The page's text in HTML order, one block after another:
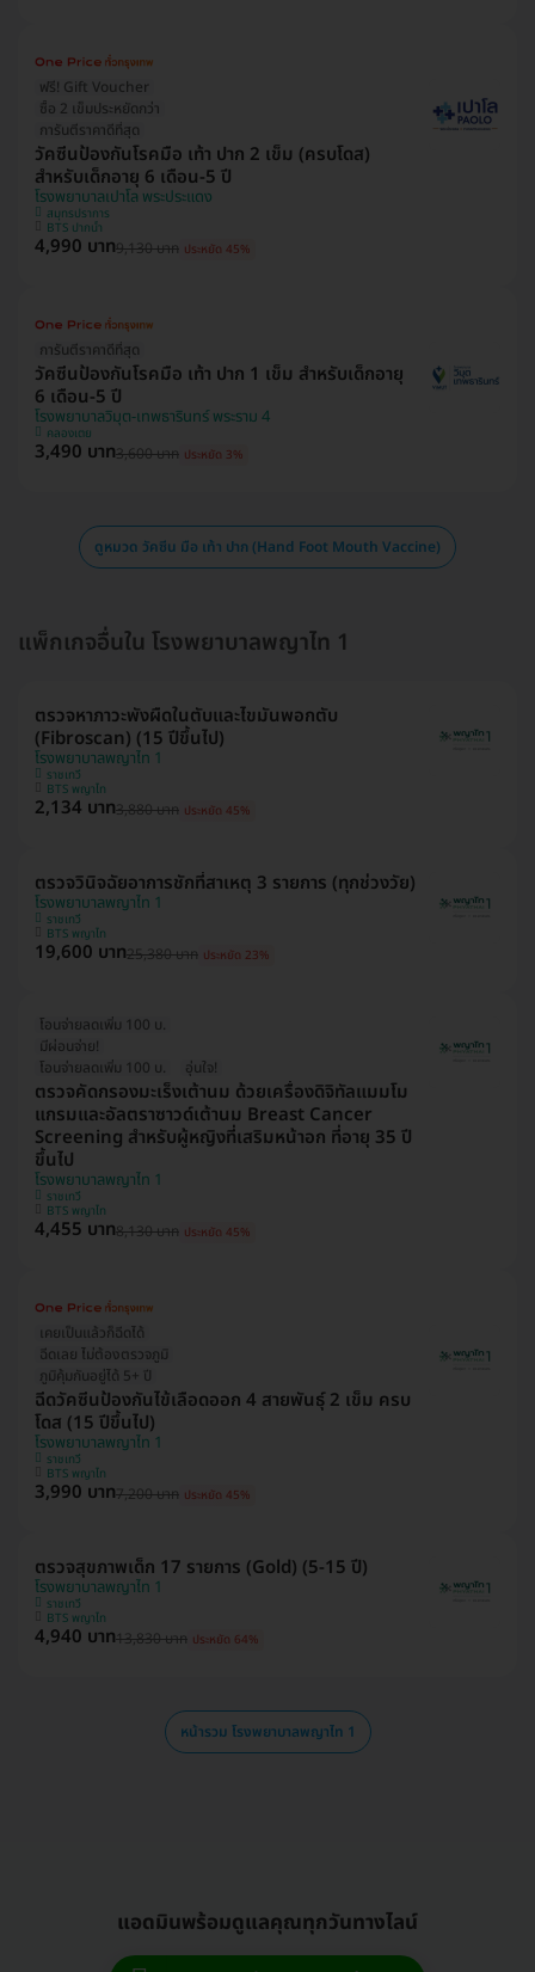
ฟรี! Gift Voucher
ซื้อ 2 เข็มประหยัดกว่า
การันตีราคาดีที่สุด
วัคซีนป้องกันโรคมือ เท้า ปาก 2 เข็ม (ครบโดส)
สำหรับเด็กอายุ 6 เดือน-5 ปี
โรงพยาบาลเปาโล พระประแดง
สมุทรปราการ
BTS ปากน้ำ
4,990 บาท9,130 บาท ประหยัด 45%
การันตีราคาดีที่สุด
วัคซีนป้องกันโรคมือ เท้า ปาก 1 เข็ม สำหรับเด็กอายุ
6 เดือน-5 ปี
โรงพยาบาลวิมุต-เทพธารินทร์ พระราม 4
คลองเตย
3,490 บาท3,600 บาท ประหยัด 3%
ดูหมวด วัคซีน มือ เท้า ปาก (Hand Foot Mouth Vaccine)
แพ็กเกจอื่นใน โรงพยาบาลพญาไท 1
ตรวจหาภาวะพังผืดในตับและไขมันพอกตับ
(Fibroscan) (15 ปีขึ้นไป)
โรงพยาบาลพญาไท 1
ราชเทวี
BTS พญาไท
2,134 บาท3,880 บาท ประหยัด 45%
ตรวจวินิจฉัยอาการชักที่สาเหตุ 3 รายการ (ทุกช่วงวัย)
โรงพยาบาลพญาไท 1
ราชเทวี
BTS พญาไท
19,600 บาท25,380 บาท ประหยัด 23%
โอนจ่ายลดเพิ่ม 100 บ.
มีผ่อนจ่าย!
โอนจ่ายลดเพิ่ม 100 บ.
อุ่นใจ!
ตรวจคัดกรองมะเร็งเต้านม ด้วยเครื่องดิจิทัลแมมโม
แกรมและอัลตราซาวด์เต้านม Breast Cancer
Screening สำหรับผู้หญิงที่เสริมหน้าอก ที่อายุ 35 ปี
ขึ้นไป
โรงพยาบาลพญาไท 1
ราชเทวี
BTS พญาไท
4,455 บาท8,130 บาท ประหยัด 45%
เคยเป็นแล้วก็ฉีดได้
ฉีดเลย ไม่ต้องตรวจภูมิ
ภูมิคุ้มกันอยู่ได้ 5+ ปี
ฉีดวัคซีนป้องกันไข้เลือดออก 4 สายพันธุ์ 2 เข็ม ครบ
โดส (15 ปีขึ้นไป)
โรงพยาบาลพญาไท 1
ราชเทวี
BTS พญาไท
3,990 บาท7,200 บาท ประหยัด 45%
ตรวจสุขภาพเด็ก 17 รายการ (Gold) (5-15 ปี)
โรงพยาบาลพญาไท 1
ราชเทวี
BTS พญาไท
4,940 บาท13,830 บาท ประหยัด 64%
หน้ารวม โรงพยาบาลพญาไท 1
แอดมินพร้อมดูแลคุณทุกวันทางไลน์